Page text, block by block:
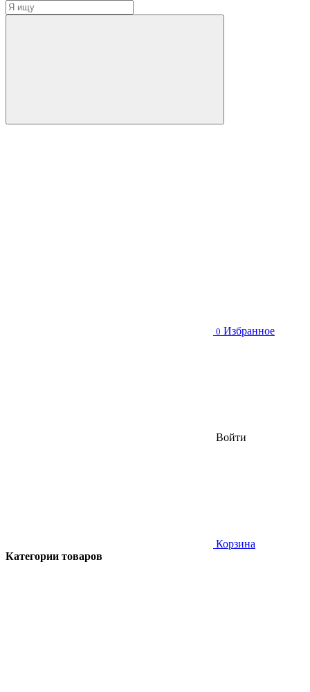
0 Избранное
Войти
Корзина
Категории товаров